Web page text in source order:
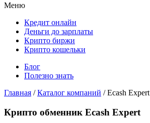
Меню
Кредит онлайн
Деньги до зарплаты
Крипто биржи
Крипто кошельки
Блог
Полезно знать
Главная / Каталог компаний / Ecash Expert
Крипто обменник Ecash Expert